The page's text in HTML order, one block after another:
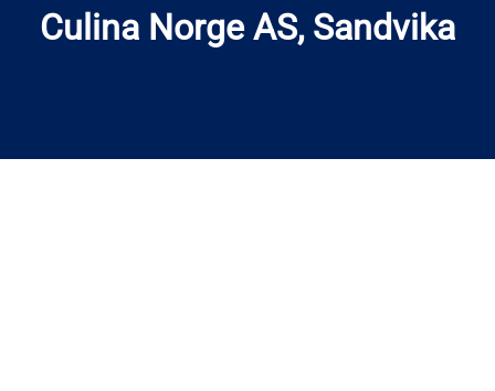
Culina Norge AS, Sandvika